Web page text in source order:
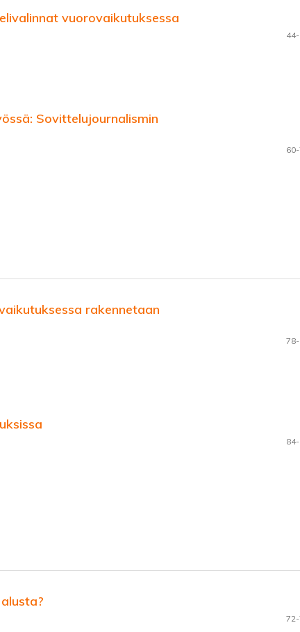
vuorovaikutuksessa
Sovittelujournalismin
rakennetaan